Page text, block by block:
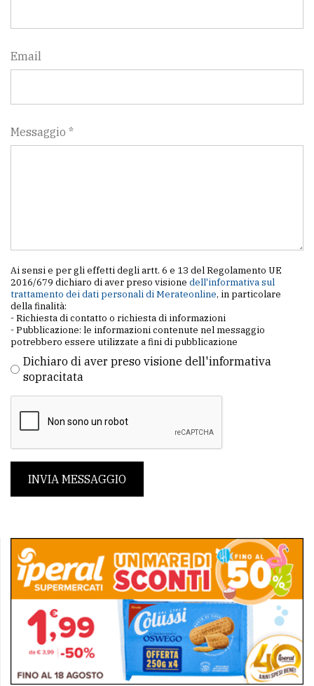
Email
Messaggio *
Ai sensi e per gli effetti degli artt. 6 e 13 del Regolamento UE
2016/679 dichiaro di aver preso visione dell'informativa sul
trattamento dei dati personali di Merateonline, in particolare
della finalità:
- Richiesta di contatto o richiesta di informazioni
- Pubblicazione: le informazioni contenute nel messaggio
potrebbero essere utilizzate a fini di pubblicazione
Dichiaro di aver preso visione dell'informativa
sopracitata
INVIA MESSAGGIO